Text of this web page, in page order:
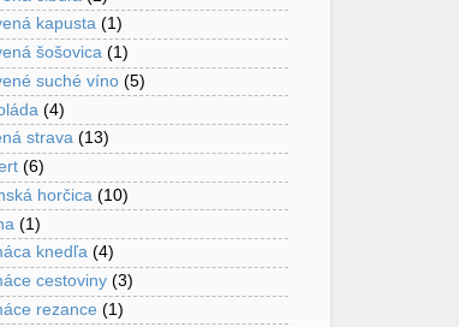
kapusta (1)
šošovica (1)
suché víno (5)
(4)
strava (13)
(6)
horčica (10)
(1)
knedľa (4)
cestoviny (3)
rezance (1)